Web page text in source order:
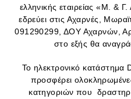
ελληνικής εταιρείας «Μ.
εδρεύει στις Αχαρνές,
091290299, ΔΟΥ Αχαρνών,
στο εξής θα
Το ηλεκτρονικό κατάστημα
προσφέρει
κατηγοριών που